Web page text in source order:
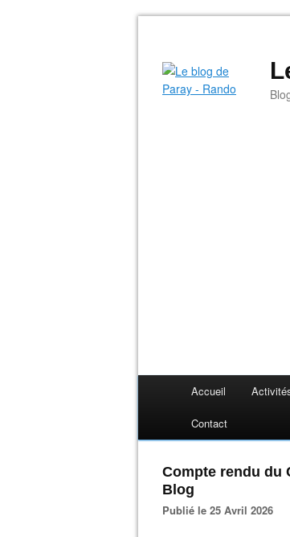
Accueil
Contact
Compte rendu du
Blog
Publié le 25 Avril 2026